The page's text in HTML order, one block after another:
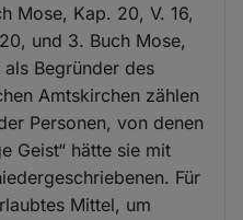
Mose, Kap. 20, V. 16,
und 3. Buch Mose,
als Begründer des
Amtskirchen zählen
Personen, von denen
Geist“ hätte sie mit
Für
Mittel, um